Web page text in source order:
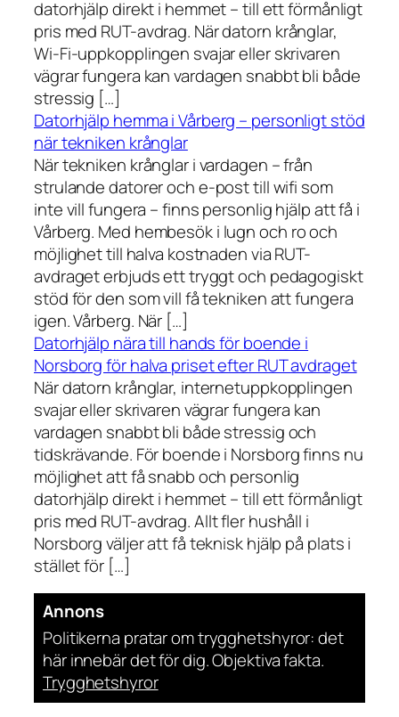
datorhjälp direkt i hemmet – till ett förmånligt
pris med RUT-avdrag. När datorn krånglar,
Wi-Fi-uppkopplingen svajar eller skrivaren
vägrar fungera kan vardagen snabbt bli både
stressig […]
Datorhjälp hemma i Vårberg – personligt stöd
när tekniken krånglar
När tekniken krånglar i vardagen – från
strulande datorer och e-post till wifi som
inte vill fungera – finns personlig hjälp att få i
Vårberg. Med hembesök i lugn och ro och
möjlighet till halva kostnaden via RUT-
avdraget erbjuds ett tryggt och pedagogiskt
stöd för den som vill få tekniken att fungera
igen. Vårberg. När […]
Datorhjälp nära till hands för boende i
Norsborg för halva priset efter RUT avdraget
När datorn krånglar, internetuppkopplingen
svajar eller skrivaren vägrar fungera kan
vardagen snabbt bli både stressig och
tidskrävande. För boende i Norsborg finns nu
möjlighet att få snabb och personlig
datorhjälp direkt i hemmet – till ett förmånligt
pris med RUT-avdrag. Allt fler hushåll i
Norsborg väljer att få teknisk hjälp på plats i
stället för […]
Annons
Politikerna pratar om trygghetshyror: det
här innebär det för dig. Objektiva fakta.
Trygghetshyror